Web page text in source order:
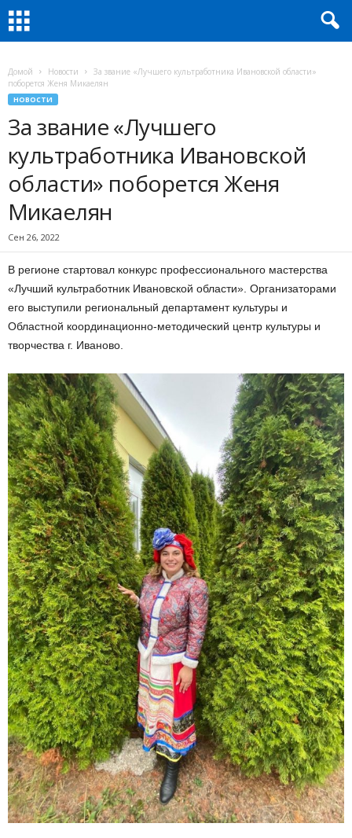
Домой Новости
За звание «Лучшего культработника Ивановской области»
поборется Женя Микаелян
НОВОСТИ
За звание «Лучшего
культработника Ивановской
области» поборется Женя
Микаелян
Сен 26, 2022
В регионе стартовал конкурс профессионального мастерства
«Лучший культработник Ивановской области». Организаторами
его выступили региональный департамент культуры и
Областной координационно-методический центр культуры и
творчества г. Иваново.